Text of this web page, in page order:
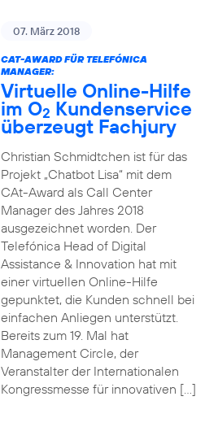
07. März 2018
CAT-AWARD FÜR TELEFÓNICA
MANAGER:
Virtuelle Online-Hilfe
im O2 Kundenservice
überzeugt Fachjury
Christian Schmidtchen ist für das
Projekt „Chatbot Lisa“ mit dem
CAt-Award als Call Center
Manager des Jahres 2018
ausgezeichnet worden. Der
Telefónica Head of Digital
Assistance & Innovation hat mit
einer virtuellen Online-Hilfe
gepunktet, die Kunden schnell bei
einfachen Anliegen unterstützt.
Bereits zum 19. Mal hat
Management Circle, der
Veranstalter der Internationalen
Kongressmesse für innovativen […]